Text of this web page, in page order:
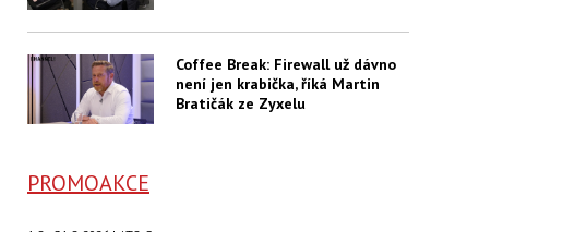
Coffee Break: Firewall už dávno
není jen krabička, říká Martin
Bratičák ze Zyxelu
PROMOAKCE